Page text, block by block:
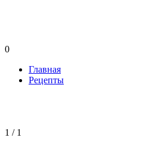
0
Главная
Рецепты
1 / 1